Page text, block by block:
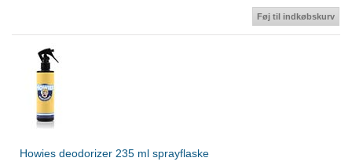
Føj til indkøbskurv
Howies deodorizer 235 ml sprayflaske